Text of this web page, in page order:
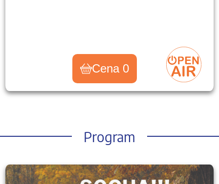
Cena 0
Program